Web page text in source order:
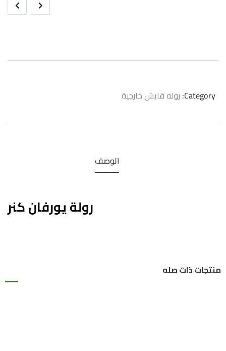
Category: روله قايش خارجية
الوصف
رولة يورفان كنر
منتجات ذات صله